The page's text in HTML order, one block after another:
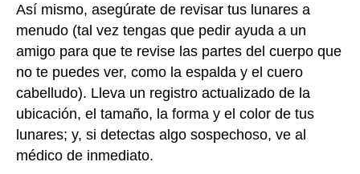
Así mismo, asegúrate de revisar tus lunares a
menudo (tal vez tengas que pedir ayuda a un
amigo para que te revise las partes del cuerpo que
no te puedes ver, como la espalda y el cuero
cabelludo). Lleva un registro actualizado de la
ubicación, el tamaño, la forma y el color de tus
lunares; y, si detectas algo sospechoso, ve al
médico de inmediato.